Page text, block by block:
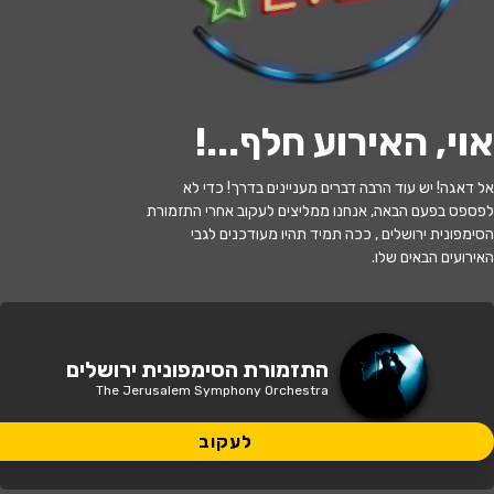
האירוע חלף
מלופייב - לגעת ברגש טהור - התזמורת
הסימפונית ירושלים
מתי?19:30 | 30.06
איפה?חיפה • מרכז רפפורט לתרבות
כמה עולה?150 ₪ - 96 ₪
אוי, האירוע חלף...!
אל דאגה! יש עוד הרבה דברים מעניינים בדרך! כדי לא
לפספס בפעם הבאה, אנחנו ממליצים לעקוב אחרי התזמורת
הסימפונית ירושלים , ככה תמיד תהיו מעודכנים לגבי
האירועים הבאים שלו.
התזמורת הסימפונית ירושלים
The Jerusalem Symphony Orchestra
לעקוב